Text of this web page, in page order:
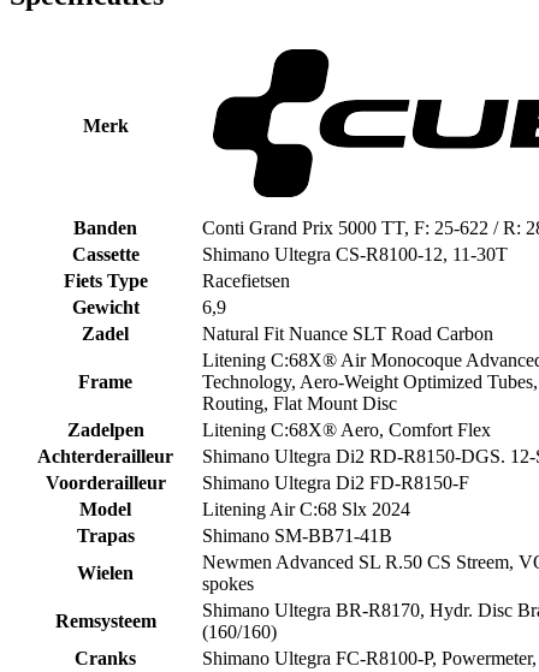
Merk
Banden
Conti Grand Prix 5000 TT, F: 25-622 / R:
Cassette
Shimano Ultegra CS-R8100-12, 11-30T
Fiets Type
Racefietsen
Gewicht
6,9
Zadel
Natural Fit Nuance SLT Road Carbon
Frame
Litening C:68X® Air Monocoque
Technology, Aero-Weight Optimized
Routing, Flat Mount Disc
Zadelpen
Litening C:68X® Aero, Comfort Flex
Achterderailleur
Shimano Ultegra Di2 RD-R8150-DGS. 12-
Voorderailleur
Shimano Ultegra Di2 FD-R8150-F
Model
Litening Air C:68 Slx 2024
Trapas
Shimano SM-BB71-41B
Wielen
Newmen Advanced SL R.50 CS Streem,
spokes
Remsysteem
Shimano Ultegra BR-R8170, Hydr. Disc
(160/160)
Cranks
Shimano Ultegra FC-R8100-P,